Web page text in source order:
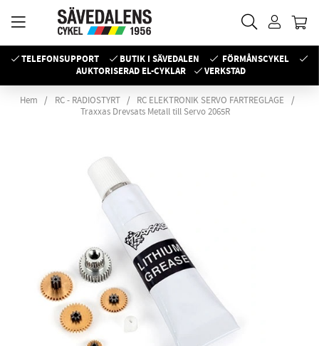
TELEFONSUPPORT BUTIK I SÄVEDALEN
FÖRMÅNSCYKEL
AUKTORISERAD EL-CYKLAR
VERKSTAD
Hem RC - RADIOSTYRT
RC ELEKTRONIK SERVO FARTREGLAGE
Traxxas Drevsats Metall till Servo 2065R